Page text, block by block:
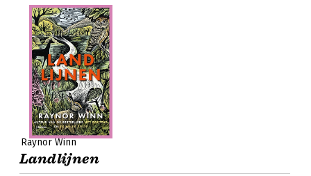
Raynor Winn
Landlijnen